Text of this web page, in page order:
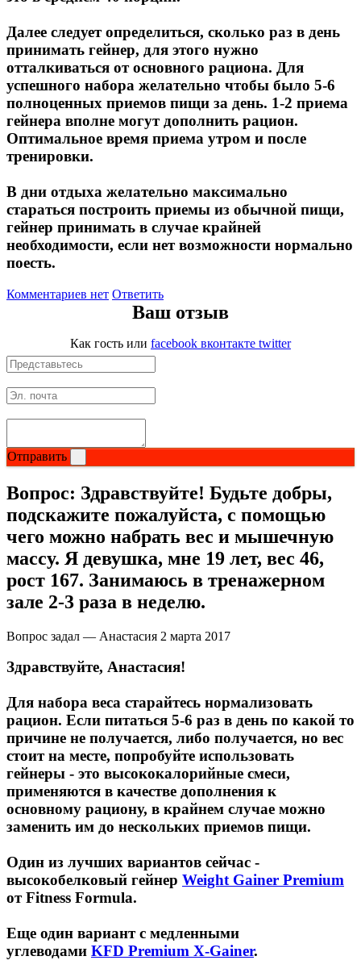
Далее следует определиться, сколько раз в день
принимать гейнер, для этого нужно
отталкиваться от основного рациона. Для
успешного набора желательно чтобы было 5-6
полноценных приемов пищи за день. 1-2 приема
гейнера вполне могут дополнить рацион.
Оптимальное время приема утром и после
тренировки.
В дни отдыха желательно максимально
стараться построить приемы из обычной пищи,
гейнер принимать в случае крайней
необходимости, если нет возможности нормально
поесть.
Комментариев нет Ответить
Ваш отзыв
Как гость или facebook вконтакте twitter
Отправить
Вопрос: Здравствуйте! Будьте добры,
подскажите пожалуйста, с помощью
чего можно набрать вес и мышечную
массу. Я девушка, мне 19 лет, вес 46,
рост 167. Занимаюсь в тренажерном
зале 2-3 раза в неделю.
Вопрос задал — Анастасия 2 марта 2017
Здравствуйте, Анастасия!
Для набора веса старайтесь нормализовать
рацион. Если питаться 5-6 раз в день по какой то
причине не получается, либо получается, но вес
стоит на месте, попробуйте использовать
гейнеры - это высококалорийные смеси,
применяются в качестве дополнения к
основному рациону, в крайнем случае можно
заменить им до нескольких приемов пищи.
Один из лучших вариантов сейчас -
высокобелковый гейнер Weight Gainer Premium
от Fitness Formula.
Еще один вариант с медленными
углеводами KFD Premium X-Gainer.